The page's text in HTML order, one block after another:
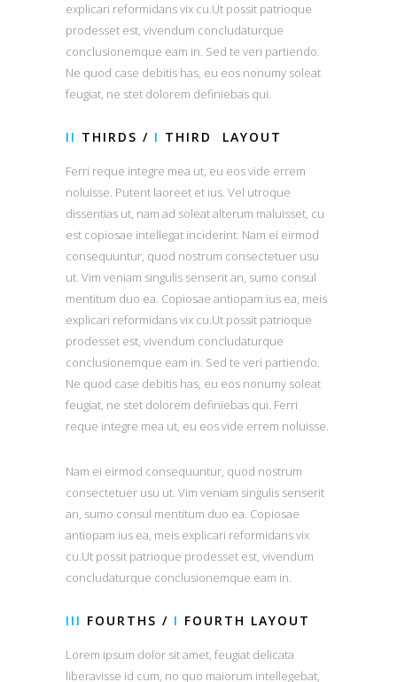
explicari reformidans vix cu.Ut possit patrioque
prodesset est, vivendum concludaturque
conclusionemque eam in. Sed te veri partiendo.
Ne quod case debitis has, eu eos nonumy soleat
feugiat, ne stet dolorem definiebas qui.
II THIRDS / I THIRD LAYOUT
Ferri reque integre mea ut, eu eos vide errem
noluisse. Putent laoreet et ius. Vel utroque
dissentias ut, nam ad soleat alterum maluisset, cu
est copiosae intellegat inciderint. Nam ei eirmod
consequuntur, quod nostrum consectetuer usu
ut. Vim veniam singulis senserit an, sumo consul
mentitum duo ea. Copiosae antiopam ius ea, meis
explicari reformidans vix cu.Ut possit patrioque
prodesset est, vivendum concludaturque
conclusionemque eam in. Sed te veri partiendo.
Ne quod case debitis has, eu eos nonumy soleat
feugiat, ne stet dolorem definiebas qui. Ferri
reque integre mea ut, eu eos vide errem noluisse.
Nam ei eirmod consequuntur, quod nostrum
consectetuer usu ut. Vim veniam singulis senserit
an, sumo consul mentitum duo ea. Copiosae
antiopam ius ea, meis explicari reformidans vix
cu.Ut possit patrioque prodesset est, vivendum
concludaturque conclusionemque eam in.
III FOURTHS / I FOURTH LAYOUT
Lorem ipsum dolor sit amet, feugiat delicata
liberavisse id cum, no quo maiorum intellegebat,